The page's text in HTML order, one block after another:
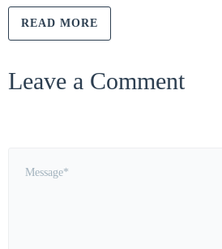
READ MORE
Leave a Comment